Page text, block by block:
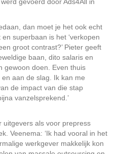
dan moet je het ook echt
superbaan is het ‘verkopen
groot contrast?’ Pieter geeft
baan, dito salaris en
gewoon doen. Even thuis
aan de slag. Ik kan me
de impact van die stap
vanzelsprekend.’
uitgevers als voor prepress
Veenema: ‘Ik had vooral in het
werkgever makkelijk kon